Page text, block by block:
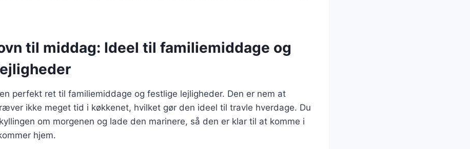
til middag: Ideel til familiemiddage og
perfekt ret til familiemiddage og festlige lejligheder. Den er nem at
ikke meget tid i køkkenet, hvilket gør den ideel til travle hverdage. Du
om morgenen og lade den marinere, så den er klar til at komme i
hjem.